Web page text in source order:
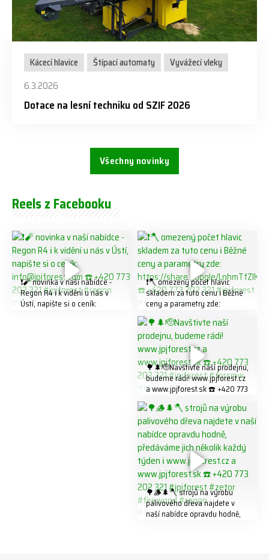
Kácecí hlavice Štípací automaty
Vyvážecí vleky
6.3.2026
Dotace na lesní techniku od SZIF 2026
Všechny novinky
Reels z Facebooku
❗️🧨 novinka v naší nabídce -
Regon R4 ℹ️ k vidění u nás v
Ústí, napište si o ceník:
❗️🪓 omezený počet hlavic
skladem za tuto cenu ℹ️ Běžné
ceny a parametry zde:
https://share.google/LnhmTfZl
K8W5t7i6o ☎️ +420 773 202
321 #jpjforest #forsmw
#firewood #
🌳🌲🫡Navštivte naší prodejnu,
budeme rádi! www.jpjforest.cz
a www.jpjforest.sk ☎️ +420 773
202 321 #jpjforest #forsmw
#biojack #regon #vahvajussi
🌳🪵🌲🪓 strojů na výrobu
palivového dřeva najdete v
naší nabídce opravdu hodně,